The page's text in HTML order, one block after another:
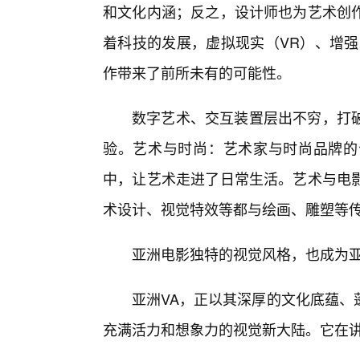
和文化内涵；反之，设计师也为艺术
着科技的发展，虚拟现实（VR）、增
作带来了前所未有的可能性。
数字艺术、交互装置层出不穷，打
验。艺术与时尚：艺术家与时尚品牌
中，让艺术走进了日常生活。艺术与
术设计、视觉特效等都与绘画、雕塑等
亚洲电影独特的视觉风格，也成为
亚洲VA，正以其深厚的文化底蕴
充满活力和想象力的视觉新大陆。它在